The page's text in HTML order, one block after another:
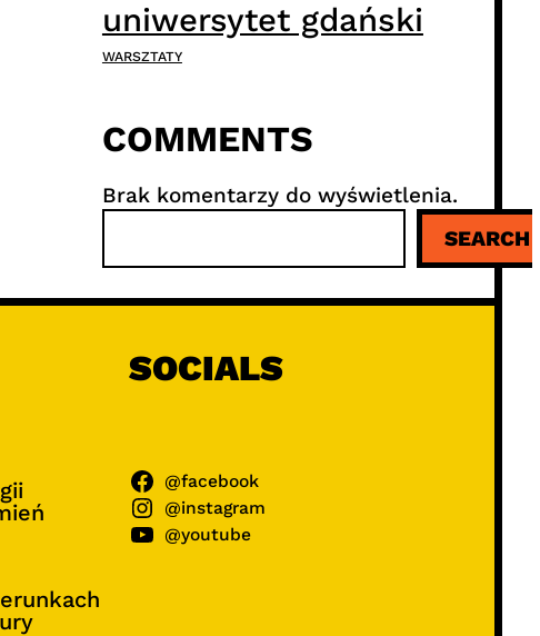
uniwersytet gdański
WARSZTATY
COMMENTS
Brak komentarzy do wyświetlenia.
u
k
SEARCH
SOCIALS
@facebook
@instagram
@youtube